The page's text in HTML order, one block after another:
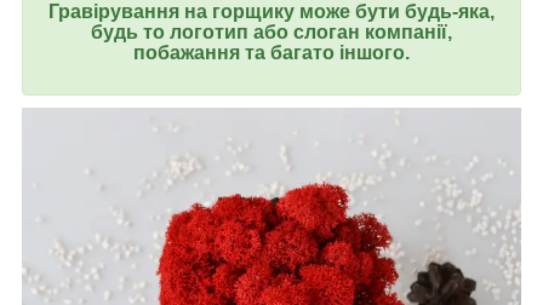
Гравірування на горщику може бути будь-яка,
будь то логотип або слоган компанії,
побажання та багато іншого.